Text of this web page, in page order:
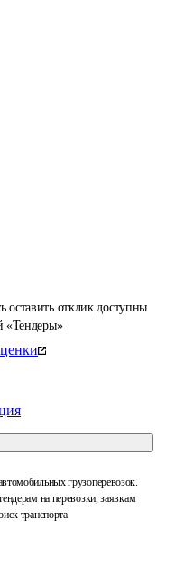
отклик доступны
«Тендеры»
грузоперевозок.
на перевозки, заявкам
транспорта